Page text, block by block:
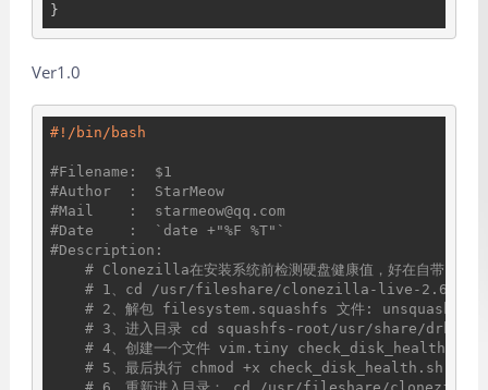
Ver1.0
#Filename:  $1
#Author  :  StarMeow
#Mail    :  starmeow@qq.com
#Date    :  `date +"%F %T"`
#Description:
# Clonezilla在安装系统前检测硬盘健康值，好在自带
# 1、cd /usr/fileshare/clonezilla-live-2.6.6-
# 2、解包 filesystem.squashfs 文件:
# 3、进入目录 cd squashfs-root/usr/share/drbl/
# 4、创建一个文件 vim.tiny check_disk_health.sh 添
# 5、最后执行 chmod +x check_disk_health.sh